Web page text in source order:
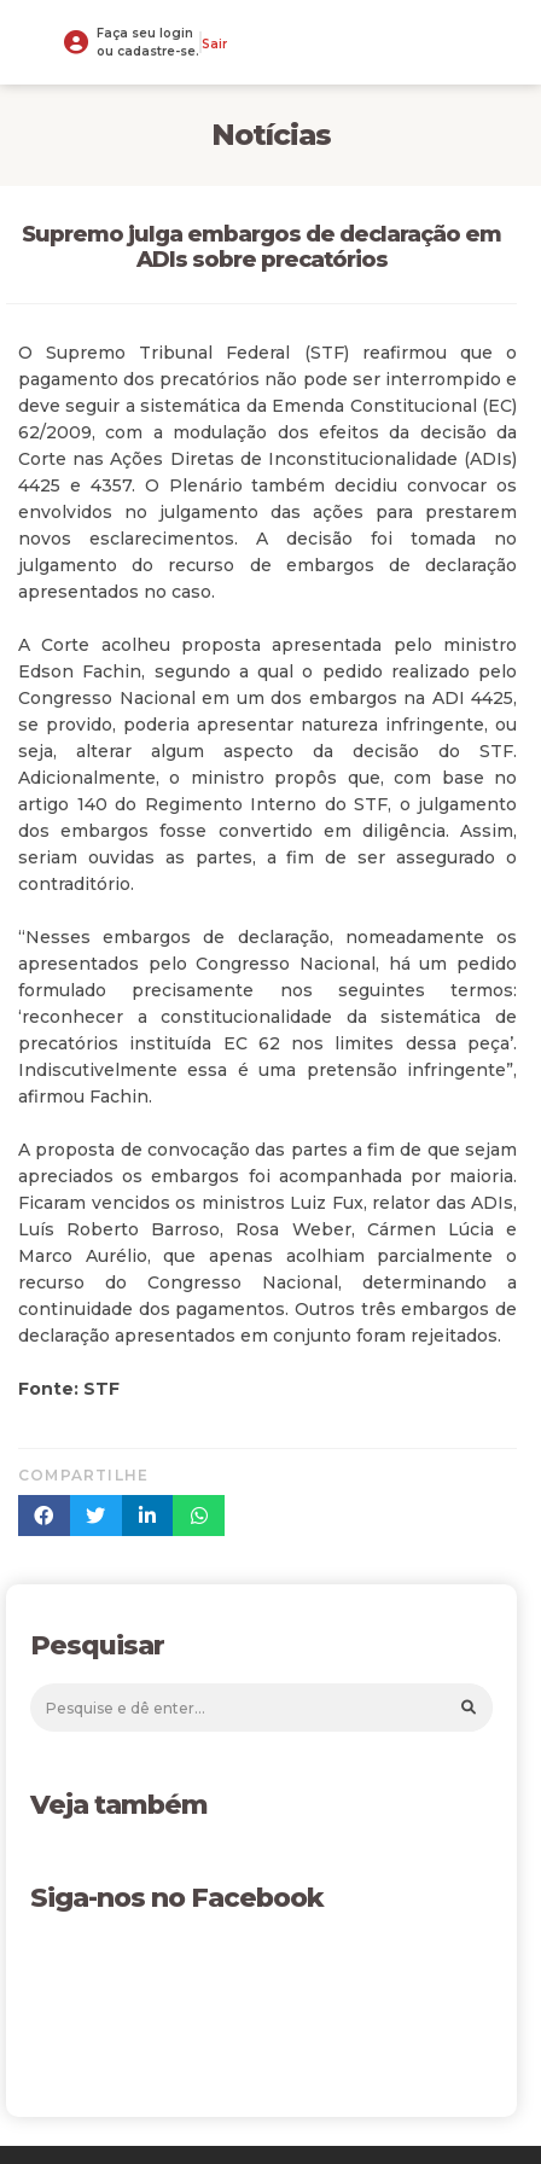
Faça seu login
ou cadastre-se. Sair
Notícias
Supremo julga embargos de declaração em
ADIs sobre precatórios
O Supremo Tribunal Federal (STF) reafirmou que o
pagamento dos precatórios não pode ser interrompido e
deve seguir a sistemática da Emenda Constitucional (EC)
62/2009, com a modulação dos efeitos da decisão da
Corte nas Ações Diretas de Inconstitucionalidade (ADIs)
4425 e 4357. O Plenário também decidiu convocar os
envolvidos no julgamento das ações para prestarem
novos esclarecimentos. A decisão foi tomada no
julgamento do recurso de embargos de declaração
apresentados no caso.
A Corte acolheu proposta apresentada pelo ministro
Edson Fachin, segundo a qual o pedido realizado pelo
Congresso Nacional em um dos embargos na ADI 4425,
se provido, poderia apresentar natureza infringente, ou
seja, alterar algum aspecto da decisão do STF.
Adicionalmente, o ministro propôs que, com base no
artigo 140 do Regimento Interno do STF, o julgamento
dos embargos fosse convertido em diligência. Assim,
seriam ouvidas as partes, a fim de ser assegurado o
contraditório.
“Nesses embargos de declaração, nomeadamente os
apresentados pelo Congresso Nacional, há um pedido
formulado precisamente nos seguintes termos:
‘reconhecer a constitucionalidade da sistemática de
precatórios instituída EC 62 nos limites dessa peça’.
Indiscutivelmente essa é uma pretensão infringente”,
afirmou Fachin.
A proposta de convocação das partes a fim de que sejam
apreciados os embargos foi acompanhada por maioria.
Ficaram vencidos os ministros Luiz Fux, relator das ADIs,
Luís Roberto Barroso, Rosa Weber, Cármen Lúcia e
Marco Aurélio, que apenas acolhiam parcialmente o
recurso do Congresso Nacional, determinando a
continuidade dos pagamentos. Outros três embargos de
declaração apresentados em conjunto foram rejeitados.
Fonte: STF
COMPARTILHE
Pesquisar
Veja também
Siga-nos no Facebook